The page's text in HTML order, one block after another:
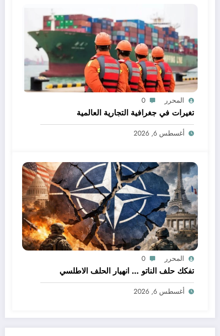
المحرر 0
تغيرات في جغرافية التجارية العالمية
أغسطس 6, 2026
المحرر 0
تفكك حلف الناتو … انهيار الحلف الاطلسي
أغسطس 6, 2026